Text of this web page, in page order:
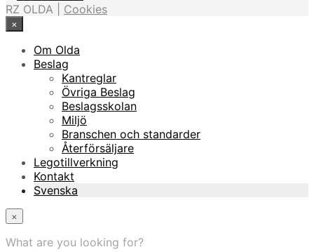
RZ OLDA | Cookies
×
Om Olda
Beslag
Kantreglar
Övriga Beslag
Beslagsskolan
Miljö
Branschen och standarder
Återförsäljare
Legotillverkning
Kontakt
Svenska
×
What are you looking for?